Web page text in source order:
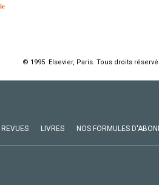
© 1995 Elsevier, Paris. Tous droits
REVUES LIVRES NOS FORMULES